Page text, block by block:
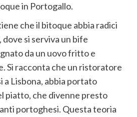
in Portogallo.
che il bitoque abbia radici
, dove si serviva un bife
da un uovo fritto e
Si racconta che un ristoratore
a Lisbona, abbia portato
piatto, che divenne presto
portoghesi. Questa teoria